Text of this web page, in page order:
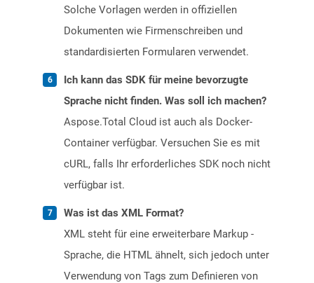
Solche Vorlagen werden in offiziellen
Dokumenten wie Firmenschreiben und
standardisierten Formularen verwendet.
Ich kann das SDK für meine bevorzugte
Sprache nicht finden. Was soll ich machen?
Aspose.Total Cloud ist auch als Docker-
Container verfügbar. Versuchen Sie es mit
cURL, falls Ihr erforderliches SDK noch nicht
verfügbar ist.
Was ist das XML Format?
XML steht für eine erweiterbare Markup -
Sprache, die HTML ähnelt, sich jedoch unter
Verwendung von Tags zum Definieren von